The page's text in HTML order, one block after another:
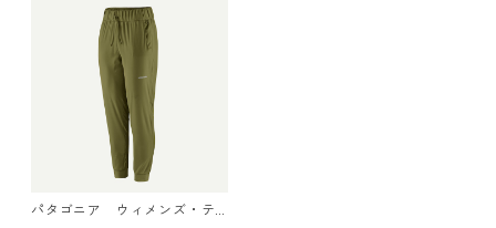
パタゴニア ウィメンズ・テ